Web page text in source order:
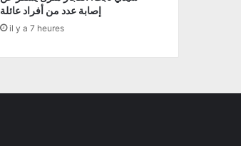
إصابة عدد من أفراد عائلة
il y a 7 heures